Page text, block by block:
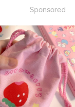
Sponsored